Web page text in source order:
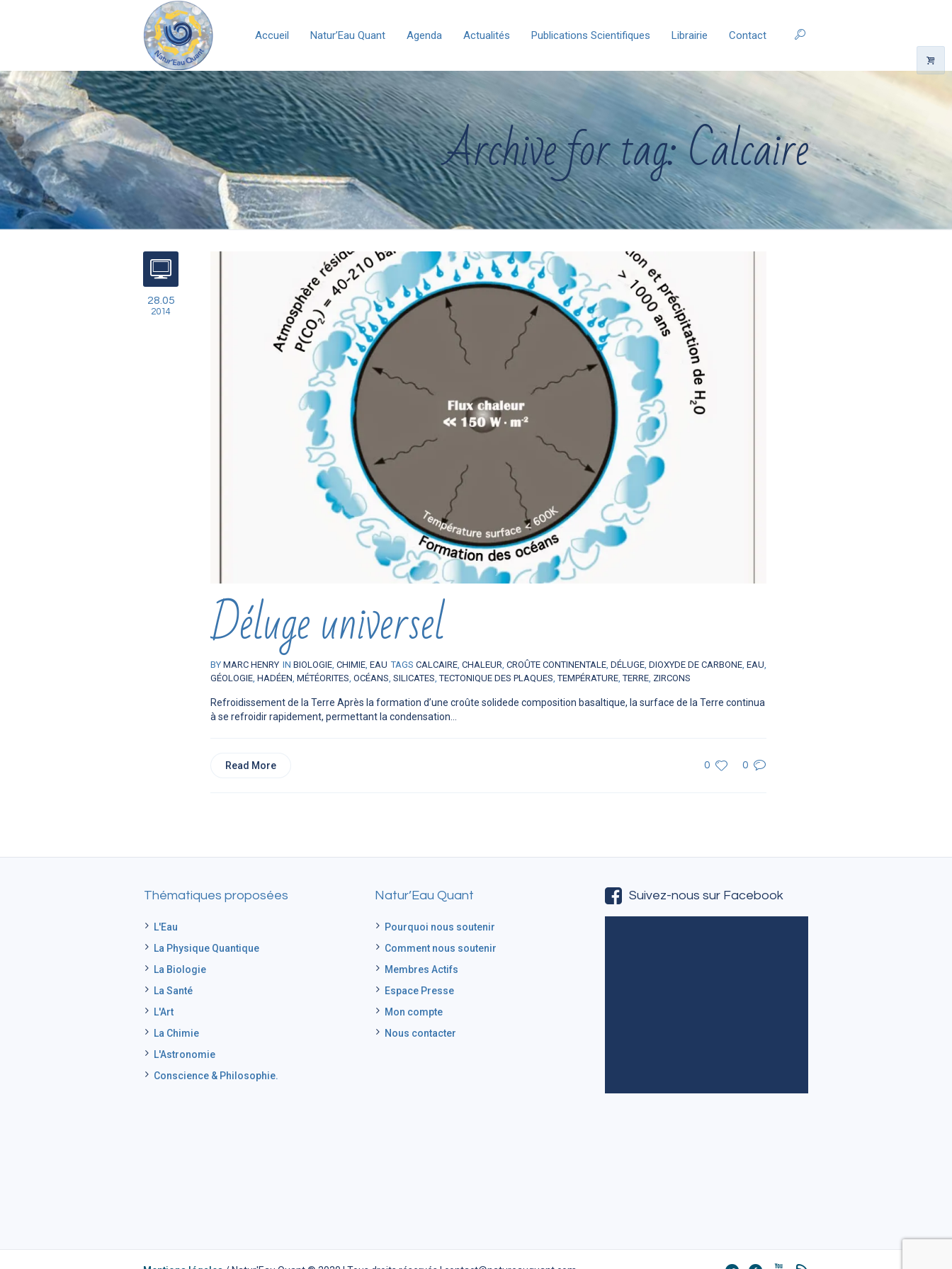
Accueil Natur’Eau Quant Agenda Actualités Publications Scientifiques Librairie Contact
Archive for tag: Calcaire
28.05
2014
Déluge universel
BY MARC HENRY IN BIOLOGIE, CHIMIE, EAU TAGS CALCAIRE, CHALEUR, CROÛTE CONTINENTALE, DÉLUGE, DIOXYDE DE CARBONE, EAU,
GÉOLOGIE, HADÉEN, MÉTÉORITES, OCÉANS, SILICATES,TECTONIQUE DES PLAQUES,TEMPÉRATURE,TERRE, ZIRCONS
Refroidissement de la Terre Après la formation d’une croûte solidede composition basaltique, la surface de la Terre continua
à se refroidir rapidement, permettant la condensation...
0 0
Read More
Thématiques proposées
L'Eau
La Physique Quantique
La Biologie
La Santé
L'Art
La Chimie
L'Astronomie
Conscience & Philosophie.
Natur’Eau Quant
Pourquoi nous soutenir
Comment nous soutenir
Membres Actifs
Espace Presse
Mon compte
Nous contacter
Suivez-nous sur Facebook